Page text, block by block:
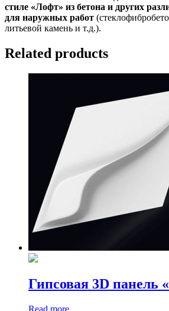
стиле «Лофт» из бетона и других
для наружных работ
литьевой камень и т.д.).
Related products
Гипсовая 3D панель